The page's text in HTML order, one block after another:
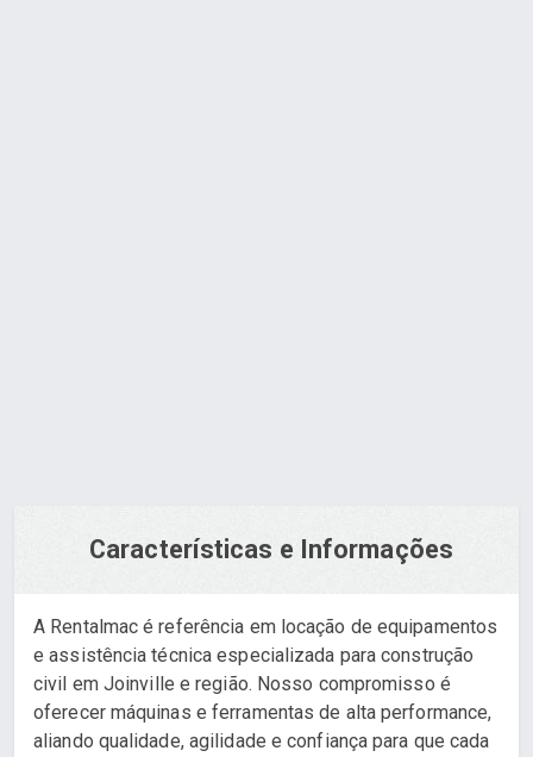
Características e Informações
A Rentalmac é referência em locação de equipamentos
e assistência técnica especializada para construção
civil em Joinville e região. Nosso compromisso é
oferecer máquinas e ferramentas de alta performance,
aliando qualidade, agilidade e confiança para que cada